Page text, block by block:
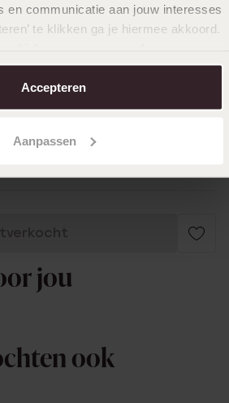
en communicatie aan jouw interesses
te klikken ga je hiermee akkoord.
.
Accepteren
Aanpassen
product en ben de
kwaliteit
Toon meer
jou
ook